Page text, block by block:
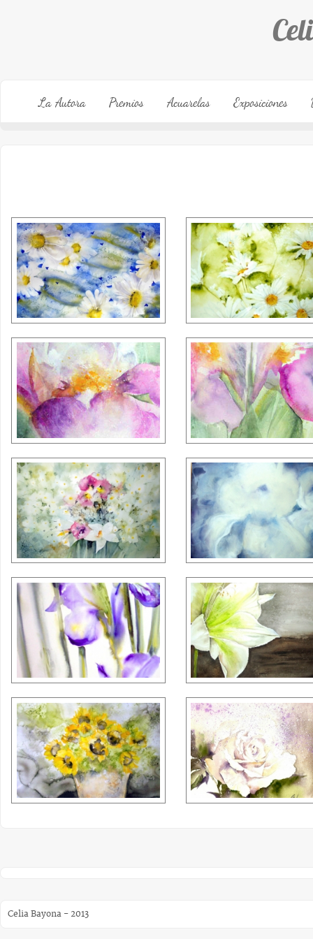
La Autora Premios Acuarelas Exposiciones
Celia Bayona - 2013